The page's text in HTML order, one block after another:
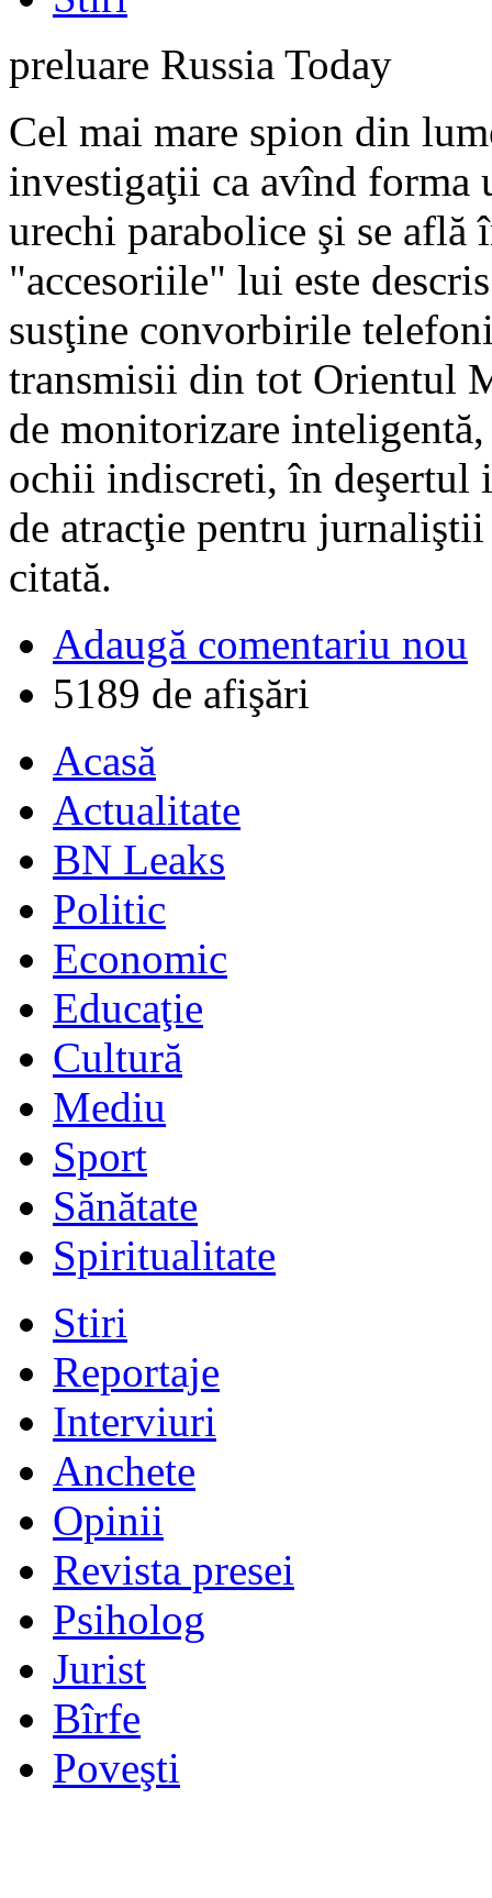
preluare Russia Today
Cel mai mare spion din
investigaţii ca avînd forma
urechi parabolice şi se
"accesoriile" lui este
susţine convorbirile
transmisii din tot Orientul
de monitorizare
ochii indiscreti, în deşertul
de atracţie pentru
citată.
Adaugă comentariu nou
5189 de afişări
Acasă
Actualitate
BN Leaks
Politic
Economic
Educaţie
Cultură
Mediu
Sport
Sănătate
Spiritualitate
Stiri
Reportaje
Interviuri
Anchete
Opinii
Revista presei
Psiholog
Jurist
Bîrfe
Poveşti